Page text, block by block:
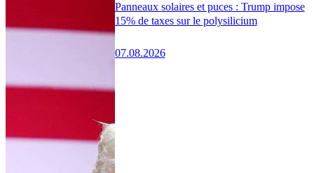
Panneaux solaires et puces : Trump impose
15% de taxes sur le polysilicium
07.08.2026